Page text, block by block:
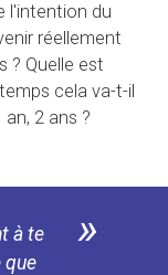
l'intention du
réellement
? Quelle est
cela va-t-il
2 ans ?
à te
que
»